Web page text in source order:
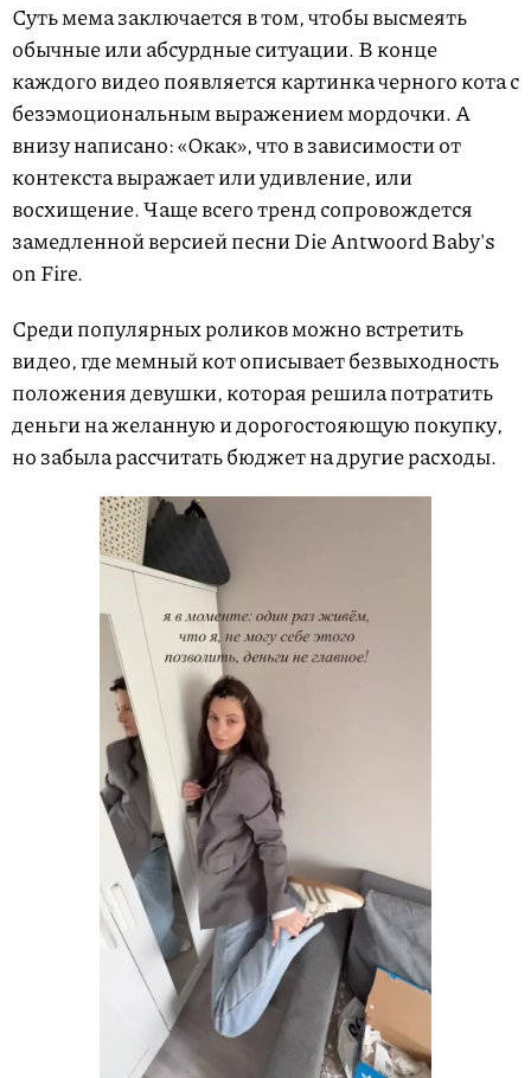
Суть мема заключается в том, чтобы высмеять
обычные или абсурдные ситуации. В конце
каждого видео появляется картинка черного кота с
безэмоциональным выражением мордочки. А
внизу написано: «Окак», что в зависимости от
контекста выражает или удивление, или
восхищение. Чаще всего тренд сопровождется
замедленной версией песни Die Antwoord Baby's
on Fire.
Среди популярных роликов можно встретить
видео, где мемный кот описывает безвыходность
положения девушки, которая решила потратить
деньги на желанную и дорогостояющую покупку,
но забыла рассчитать бюджет на другие расходы.